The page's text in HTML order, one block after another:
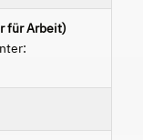
für Arbeit)